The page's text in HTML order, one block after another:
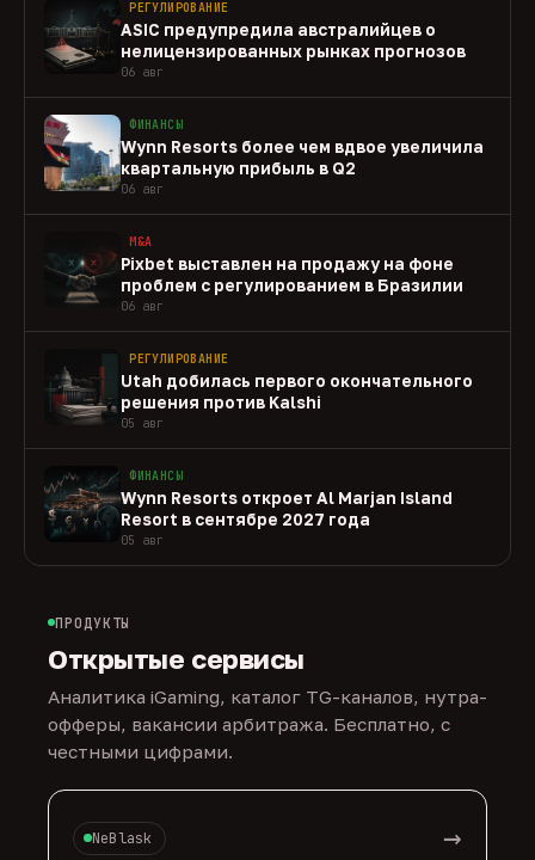
РЕГУЛИРОВАНИЕ
ASIC предупредила австралийцев о
нелицензированных рынках прогнозов
06 авг
ФИНАНСЫ
Wynn Resorts более чем вдвое увеличила
квартальную прибыль в Q2
06 авг
M&A
Pixbet выставлен на продажу на фоне
проблем с регулированием в Бразилии
06 авг
РЕГУЛИРОВАНИЕ
Utah добилась первого окончательного
решения против Kalshi
05 авг
ФИНАНСЫ
Wynn Resorts откроет Al Marjan Island
Resort в сентябре 2027 года
05 авг
ПРОДУКТЫ
Открытые сервисы
Аналитика iGaming, каталог TG-каналов, нутра-
офферы, вакансии арбитража. Бесплатно, с
честными цифрами.
NeBlask →